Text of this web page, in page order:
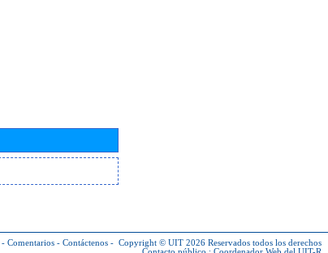
- Comentarios - Contáctenos - Copyright © UIT 2026 Reservados todos los derechos